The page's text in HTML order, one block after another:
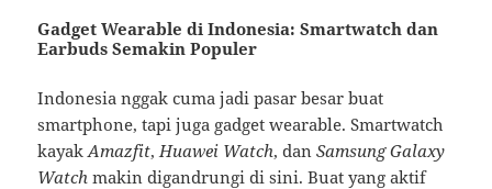
Gadget Wearable di Indonesia: Smartwatch dan
Earbuds Semakin Populer
Indonesia nggak cuma jadi pasar besar buat
smartphone, tapi juga gadget wearable. Smartwatch
kayakAmazfit, Huawei Watch, danSamsung Galaxy
Watch makin digandrungi di sini. Buat yang aktif